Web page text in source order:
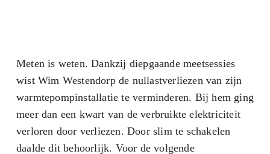
Meten is weten. Dankzij diepgaande meetsessies
wist Wim Westendorp de nullastverliezen van zijn
warmtepompinstallatie te verminderen. Bij hem ging
meer dan een kwart van de verbruikte elektriciteit
verloren door verliezen. Door slim te schakelen
daalde dit behoorlijk. Voor de volgende